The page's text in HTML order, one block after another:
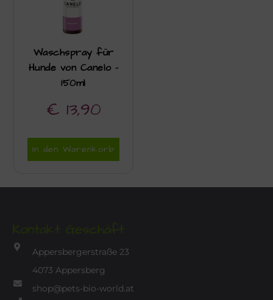
Waschspray für
Hunde von Canelo –
150ml
€ 13,90
In den Warenkorb
Kontakt Geschäft
Appersbergerstraße 23
4073 Appersberg
shop@pets-bio-world.at